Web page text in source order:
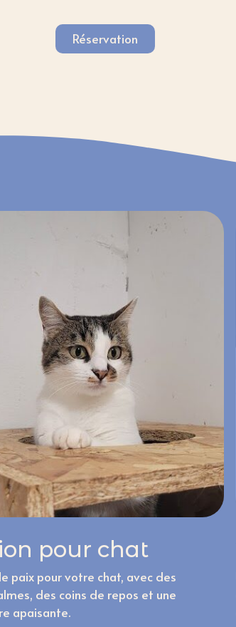
Réservation
pour chat
paix pour votre chat, avec des
des coins de repos et une
apaisante.